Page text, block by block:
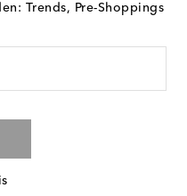
Trends, Pre-Shoppings